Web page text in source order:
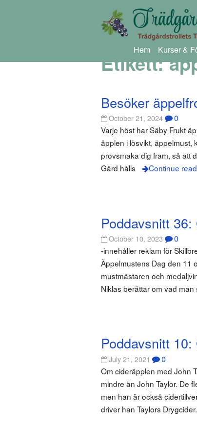
Hem Kurser &
Etikett:
Besöker
October 21, 2024 0
Varje höst har Säby Frukt
äpplen i lösvikt, äppelmust,
provsmaka dig fram, så att
Gård hålls
Continue
Poddavsnitt
October 10, 2023 0
-innehåller reklam för
Äppelmustens Dag den 11
mustmästaren och
Niklas berättar om vad
Poddavsnitt
July 21, 2021 0
Om cideräpplen med John
mindre än John Taylor. De
men han är också
driver han Taylors